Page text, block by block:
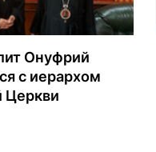
Онуфрий
с иерархом
Церкви